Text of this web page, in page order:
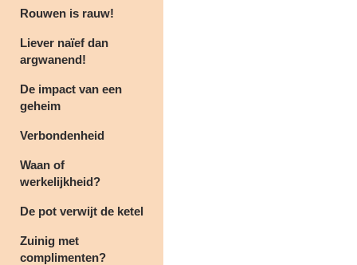
Rouwen is rauw!
Liever naïef dan
argwanend!
De impact van een
geheim
Verbondenheid
Waan of
werkelijkheid?
De pot verwijt de ketel
Zuinig met
complimenten?